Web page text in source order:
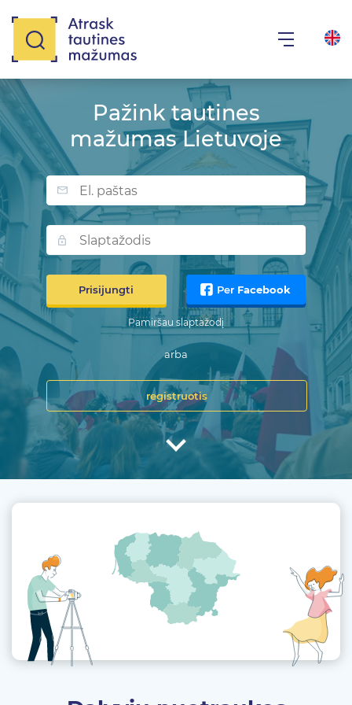
Pažink tautines
mažumas Lietuvoje
Prisijungti Per Facebook
Pamiršau slaptažodį
arba
registruotis